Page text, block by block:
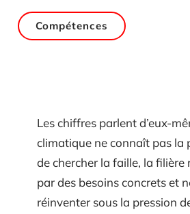
Compétences
Les chiffres parlent d’eux-
climatique ne connaît pas la
de chercher la faille, la filière
par des besoins concrets et
réinventer sous la pression